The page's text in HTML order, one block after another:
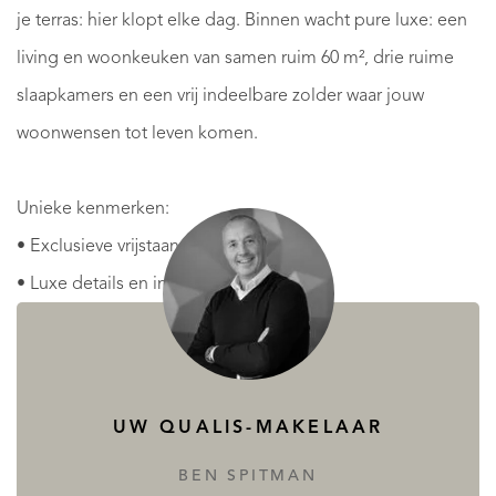
je terras: hier klopt elke dag. Binnen wacht pure luxe: een
living en woonkeuken van samen ruim 60 m², drie ruime
slaapkamers en een vrij indeelbare zolder waar jouw
woonwensen tot leven komen.
Unieke kenmerken:
• Exclusieve vrijstaande villa
• Luxe details en imposante erker
• Ruime tuin rondom
• Garage en eigen oprit
UW QUALIS-MAKELAAR
BEN SPITMAN